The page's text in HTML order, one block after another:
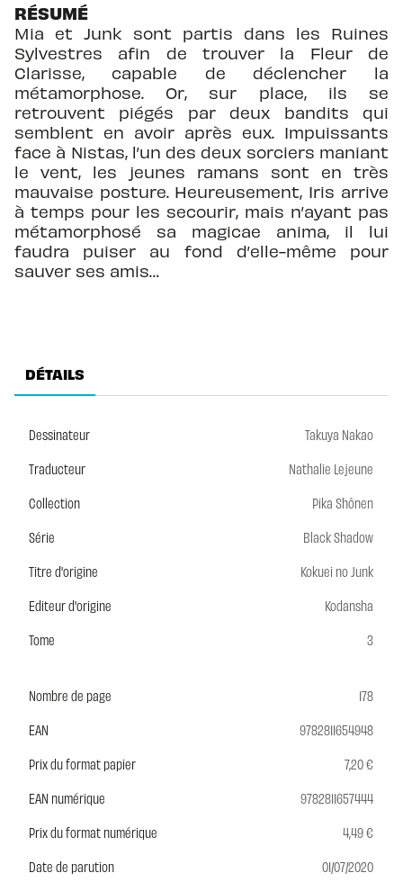
RÉSUMÉ
Mia et Junk sont partis dans les Ruines
Sylvestres afin de trouver la Fleur de
Clarisse, capable de déclencher la
métamorphose. Or, sur place, ils se
retrouvent piégés par deux bandits qui
semblent en avoir après eux. Impuissants
face à Nistas, l’un des deux sorciers maniant
le vent, les jeunes ramans sont en très
mauvaise posture. Heureusement, Iris arrive
à temps pour les secourir, mais n’ayant pas
métamorphosé sa magicae anima, il lui
faudra puiser au fond d’elle-même pour
sauver ses amis…
DÉTAILS
Dessinateur
Takuya Nakao
Traducteur
Nathalie Lejeune
Collection
Pika Shônen
Série
Black Shadow
Titre d'origine
Kokuei no Junk
Editeur d'origine
Kodansha
Tome
3
Nombre de page
178
EAN
9782811654948
Prix du format papier
7,20 €
EAN numérique
9782811657444
Prix du format numérique
4,49 €
Date de parution
01/07/2020